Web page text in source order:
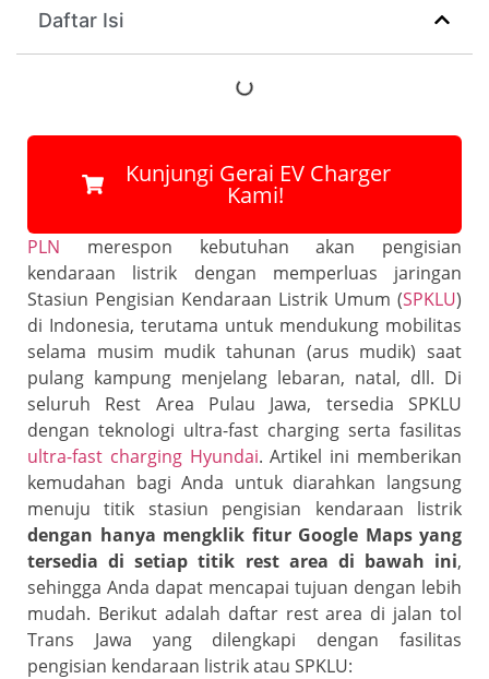
Daftar Isi
‎ ‎Kunjungi Gerai EV Charger
Kami!
PLN merespon kebutuhan akan pengisian
kendaraan listrik dengan memperluas jaringan
Stasiun Pengisian Kendaraan Listrik Umum (SPKLU)
di Indonesia, terutama untuk mendukung mobilitas
selama musim mudik tahunan (arus mudik) saat
pulang kampung menjelang lebaran, natal, dll. Di
seluruh Rest Area Pulau Jawa, tersedia SPKLU
dengan teknologi ultra-fast charging serta fasilitas
ultra-fast charging Hyundai. Artikel ini memberikan
kemudahan bagi Anda untuk diarahkan langsung
menuju titik stasiun pengisian kendaraan listrik
dengan hanya mengklik fitur Google Maps yang
tersedia di setiap titik rest area di bawah ini,
sehingga Anda dapat mencapai tujuan dengan lebih
mudah. Berikut adalah daftar rest area di jalan tol
Trans Jawa yang dilengkapi dengan fasilitas
pengisian kendaraan listrik atau SPKLU: